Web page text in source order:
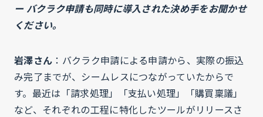
ー バクラク申請も同時に導入された決め手をお聞かせ
ください。
岩澤さん ：バクラク申請による申請から、実際の振込
み完了までが、シームレスにつながっていたからで
す。最近は「請求処理」「支払い処理」「購買稟議」
など、それぞれの工程に特化したツールがリリースさ